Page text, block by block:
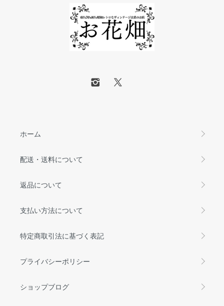
ホーム
配送・送料について
返品について
支払い方法について
特定商取引法に基づく表記
プライバシーポリシー
ショップブログ